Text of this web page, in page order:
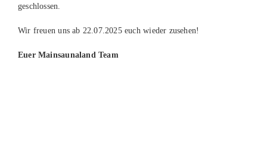
geschlossen.
Wir freuen uns ab 22.07.2025 euch wieder zusehen!
Euer Mainsaunaland Team